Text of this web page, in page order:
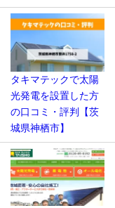
タキマテックで太陽
光発電を設置した方
の口コミ・評判【茨
城県神栖市】